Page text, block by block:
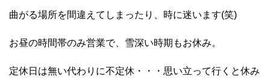
曲がる場所を間違えてしまったり、時に迷います(笑)
お昼の時間帯のみ営業で、雪深い時期もお休み。
定休日は無い代わりに不定休・・・思い立って行くと休み